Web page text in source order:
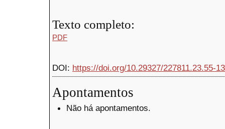
Texto completo:
PDF
DOI: https://doi.org/10.29327/227811.23.55-13
Apontamentos
Não há apontamentos.